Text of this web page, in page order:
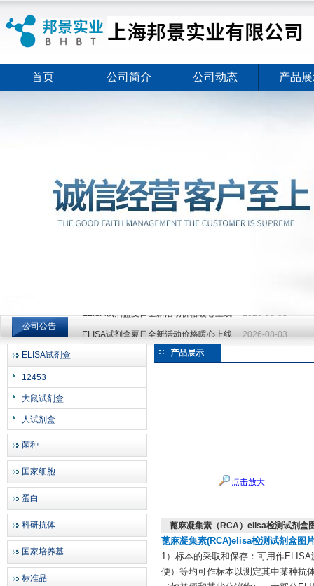
上海邦景实业有限公司
首页 公司简介 公司动态 产品
公司公告
ELISA试剂盒夏日全新活动价格暖心上线
ELISA试剂盒
12453
大鼠试剂盒
人试剂盒
菌种
国家细胞
蛋白
科研抗体
国家培养基
标准品
产品展示
点击放大
蓖麻凝集素（RCA）elisa检测试剂盒
蓖麻凝集素(RCA)elisa检测试剂盒图
1）标本的采取和保存：可用作
便）等均可作标本以测定其中某种抗